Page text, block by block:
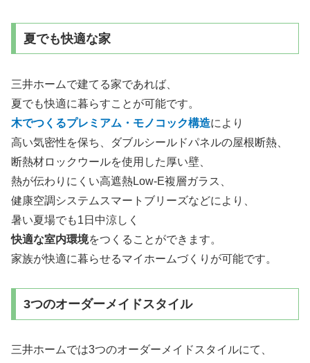
夏でも快適な家
三井ホームで建てる家であれば、
夏でも快適に暮らすことが可能です。
木でつくるプレミアム・モノコック構造により
高い気密性を保ち、ダブルシールドパネルの屋根断熱、
断熱材ロックウールを使用した厚い壁、
熱が伝わりにくい高遮熱Low-E複層ガラス、
健康空調システムスマートブリーズなどにより、
暑い夏場でも1日中涼しく
快適な室内環境をつくることができます。
家族が快適に暮らせるマイホームづくりが可能です。
3つのオーダーメイドスタイル
三井ホームでは3つのオーダーメイドスタイルにて、